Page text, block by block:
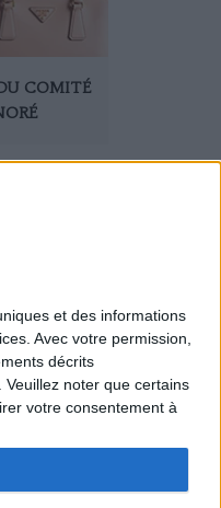
et des informations
Avec votre permission,
décrits
Veuillez noter que certains
votre consentement à
COMITÉ